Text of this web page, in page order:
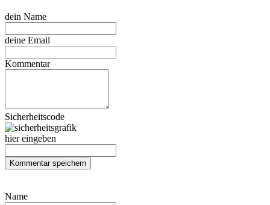
dein Name
deine Email
Kommentar
Sicherheitscode
hier eingeben
Name